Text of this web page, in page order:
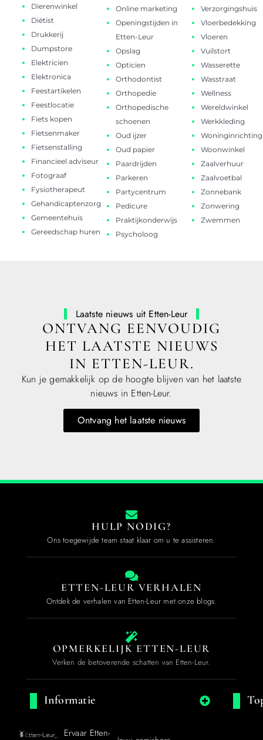
Dierenwinkel
Diëtist
Drukkerij
Dumpstore
Elektricien
Elektronica
Feestartikelen
Feestlocatie
Fiets kopen
Fietsenmaker
Fietsenstalling
Financieel adviseur
Fotograaf
Fysiotherapeut
Gehandicaptenzorg
Gemeentehuis
Gereedschap huren
Online marketing
Openingstijden in
Etten-Leur
Opslag
Opticien
Orthodontist
Orthopedie
Orthopedische
schoenen
Oud ijzer
Oud papier
Paardrijden
Parkeren
Partycentrum
Pedicure
Praktijkonderwijs
Psycholoog
Verzorgingshuis
Vloerbedekking
Vloeren
Vuilstort
Wasserette
Wasstraat
Wellness
Wereldwinkel
Werkkleding
Woninginrichting
Woonwinkel
Zaalverhuur
Zaalvoetbal
Zonnebank
Zonwering
Zwemmen
Laatste nieuws uit Etten-Leur
ONTVANG EENVOUDIG
HET LAATSTE NIEUWS
IN ETTEN-LEUR.
Kun je gemakkelijk op de hoogte blijven van het laatste
nieuws in Etten-Leur.
Ontvang het laatste nieuws
HULP NODIG?
Ons toegewijde team staat klaar om u te assisteren.
ETTEN-LEUR VERHALEN
Ontdek de verhalen van Etten-Leur met onze blogs.
OPMERKELIJK ETTEN-LEUR
Verken de betoverende schatten van Etten-Leur.
Informatie
Ervaar Etten-